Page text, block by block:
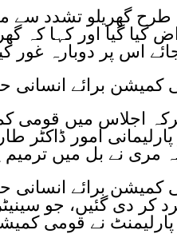
طرح گھریلو تشدد سے
کیا گیا اور کہا
اس پر دوبارہ غور
کمیشن برائے انسانی
اجلاس میں قومی
پارلیمانی امور
مری نے بل میں
کمیشن برائے انسانی
کر دی گئیں، جو
نے قومی کمیشن برائے